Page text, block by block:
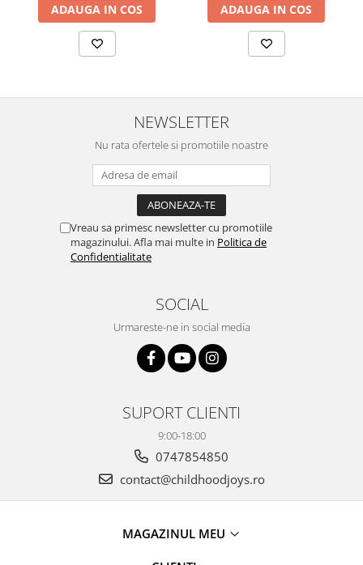
ADAUGA IN COS ADAUGA IN COS
NEWSLETTER
Nu rata ofertele si promotiile noastre
Vreau sa primesc newsletter cu promotiile
magazinului. Afla mai multe in Politica de
Confidentialitate
SOCIAL
Urmareste-ne in social media
SUPORT CLIENTI
9:00-18:00
0747854850
contact@childhoodjoys.ro
MAGAZINUL MEU